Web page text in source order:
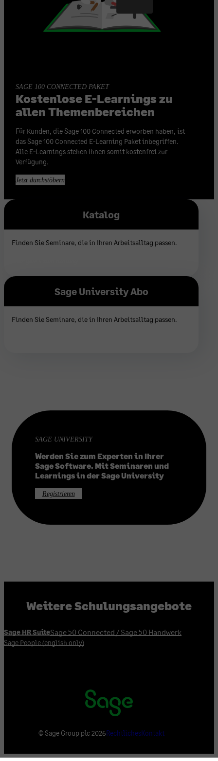
SAGE 100 CONNECTED PAKET
Kostenlose E-Learnings zu
allen Themenbereichen
Für Kunden, die Sage 100 Connected erworben haben, ist
das Sage 100 Connected E-Learning Paket inbegriffen.
Alle E-Learnings stehen Ihnen somit kostenfrei zur
Verfügung.
Jetzt durchstöbern
Katalog
Finden Sie Seminare, die in Ihren Arbeitsalltag passen.
Sage University Abo
Finden Sie Seminare, die in Ihren Arbeitsalltag passen.
SAGE UNIVERSITY
Werden Sie zum Experten in Ihrer
Sage Software. Mit Seminaren und
Learnings in der Sage University
Registrieren
Weitere Schulungsangebote
Sage HR SuiteSage 50 Connected / Sage 50 Handwerk
Sage People (english only)
©Sage Group plc 2026RechtlichesKontakt